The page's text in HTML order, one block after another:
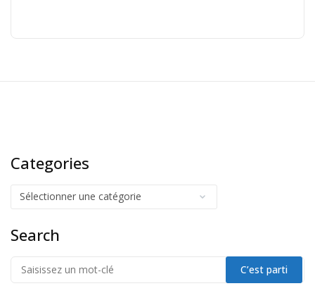
Categories
Search